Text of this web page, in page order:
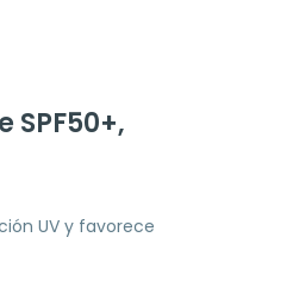
UV y favorece